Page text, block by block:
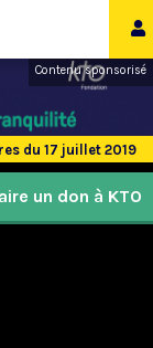
Contenu sponsorisé
du 17 juillet 2019
un don à KTO